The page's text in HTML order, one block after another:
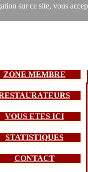
sur ce site, vous
ZONE MEMBRE
VOUS ETES ICI
STATISTIQUES
CONTACT